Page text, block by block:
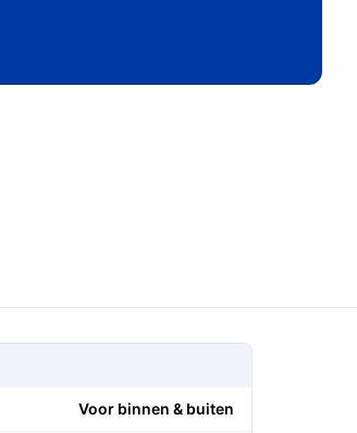
Voor binnen & buiten